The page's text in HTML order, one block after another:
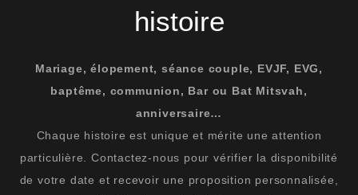
histoire
Mariage, élopement, séance couple, EVJF, EVG,
baptême, communion, Bar ou Bat Mitsvah,
anniversaire…
Chaque histoire est unique et mérite une attention
particulière. Contactez-nous pour vérifier la disponibilité
de votre date et recevoir une proposition personnalisée,